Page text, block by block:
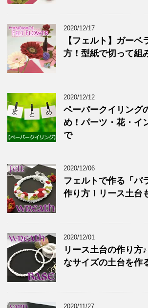
2020/12/17
【フェルト】ガーベ
方！型紙で切って組
2020/12/12
ペーパークイリング
め！パーツ・花・イ
で
2020/12/06
フェルトで作る「バ
作り方！リース土台
2020/12/01
リース土台の作り方
なサイズの土台を作
2020/11/27